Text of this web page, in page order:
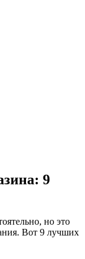
9
но это
Вот 9 лучших